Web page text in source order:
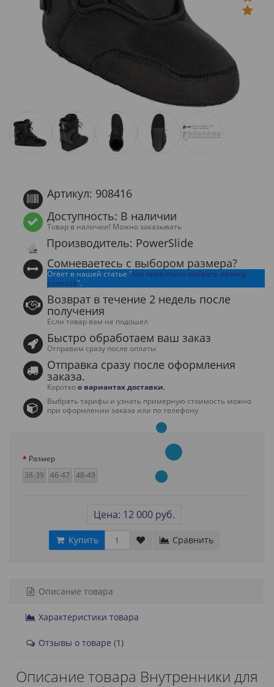
Артикул: 908416
Доступность: В наличии
Товар в наличии! Можно заказывать
Производитель: PowerSlide
Сомневаетесь с выбором размера?
Ответ в нашей статье "Как правильно выбрать размер
роликов".
Возврат в течение 2 недель после
получения
Если товар вам не подошел
Быстро обработаем ваш заказ
Отправим сразу после оплаты
Отправка сразу после оформления
заказа.
Короткоо вариантах доставки.
Выбрать тарифы и узнать примерную стоимость можно
при оформлении заказа или по телефону
Размер
38-39
46-47 48-49
Цена: 12 000 руб.
Купить Сравнить
Описание товара
Характеристики товара
Отзывы о товаре (1)
Описание товара Внутренники для